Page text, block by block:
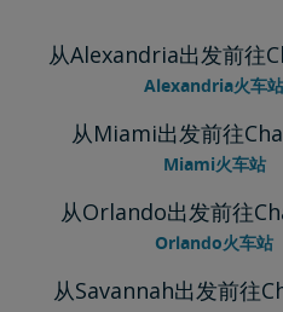
从Alexandria出发前往
Alexandria火车站
从Miami出发前往
Miami火车站
从Orlando出发前往
Orlando火车站
从Savannah出发前往